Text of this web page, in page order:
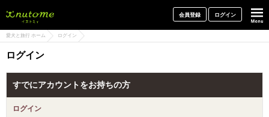
会員登録 ログイン
愛犬と旅行 ホーム ログイン
ログイン
すでにアカウントをお持ちの方
ログイン